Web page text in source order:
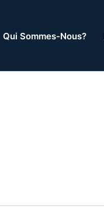
Qui Sommes-Nous?